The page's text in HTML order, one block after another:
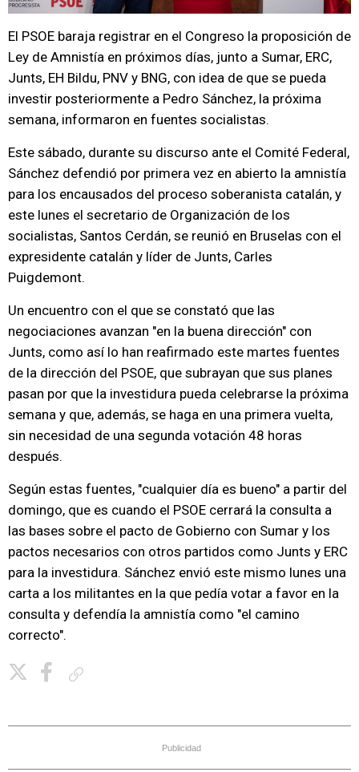
El PSOE baraja registrar en el Congreso la proposición de
Ley de Amnistía en próximos días, junto a Sumar, ERC,
Junts, EH Bildu, PNV y BNG, con idea de que se pueda
investir posteriormente a Pedro Sánchez, la próxima
semana, informaron en fuentes socialistas.
Este sábado, durante su discurso ante el Comité Federal,
Sánchez defendió por primera vez en abierto la amnistía
para los encausados del proceso soberanista catalán, y
este lunes el secretario de Organización de los
socialistas, Santos Cerdán, se reunió en Bruselas con el
expresidente catalán y líder de Junts, Carles
Puigdemont.
Un encuentro con el que se constató que las
negociaciones avanzan "en la buena dirección" con
Junts, como así lo han reafirmado este martes fuentes
de la dirección del PSOE, que subrayan que sus planes
pasan por que la investidura pueda celebrarse la próxima
semana y que, además, se haga en una primera vuelta,
sin necesidad de una segunda votación 48 horas
después.
Según estas fuentes, "cualquier día es bueno" a partir del
domingo, que es cuando el PSOE cerrará la consulta a
las bases sobre el pacto de Gobierno con Sumar y los
pactos necesarios con otros partidos como Junts y ERC
para la investidura. Sánchez envió este mismo lunes una
carta a los militantes en la que pedía votar a favor en la
consulta y defendía la amnistía como "el camino
correcto".
Publicidad